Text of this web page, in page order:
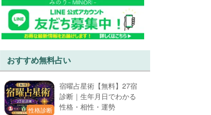
おすすめ無料占い
性格診断
宿曜占星術【無料】27宿
診断｜生年月日でわかる
性格・相性・運勢